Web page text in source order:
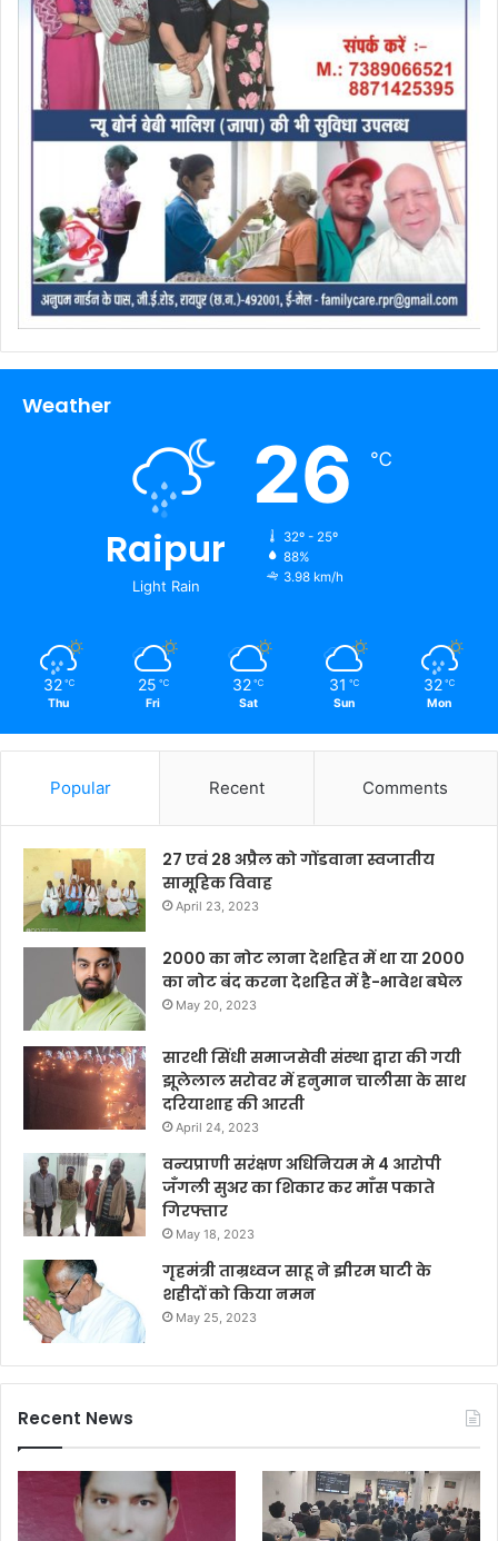
Weather
Raipur
Light Rain
26 ℃
32º - 25º
88%
3.98 km/h
32 ℃
Thu
25 ℃
Fri
32 ℃
Sat
31 ℃
Sun
32 ℃
Mon
Popular Recent Comments
27 एवं 28 अप्रैल को गोंडवाना स्वजातीय
सामूहिक विवाह
April 23, 2023
2000 का नोट लाना देशहित में था या 2000
का नोट बंद करना देशहित में है-भावेश बघेल
May 20, 2023
सारथी सिंधी समाजसेवी संस्था द्वारा की गयी
झूलेलाल सरोवर में हनुमान चालीसा के साथ
दरियाशाह की आरती
April 24, 2023
वन्यप्राणी सरंक्षण अधिनियम मे 4 आरोपी
जँगली सुअर का शिकार कर माँस पकाते
गिरफ्तार
May 18, 2023
गृहमंत्री ताम्रध्वज साहू ने झीरम घाटी के
शहीदों को किया नमन
May 25, 2023
Recent News